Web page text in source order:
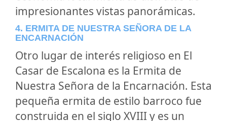
impresionantes vistas panorámicas.
4. ERMITA DE NUESTRA SEÑORA DE LA
ENCARNACIÓN
Otro lugar de interés religioso en El
Casar de Escalona es la Ermita de
Nuestra Señora de la Encarnación. Esta
pequeña ermita de estilo barroco fue
construida en el siglo XVIII y es un